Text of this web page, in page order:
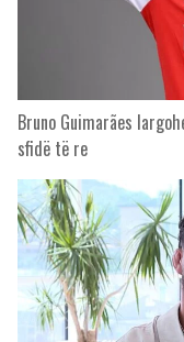
Bruno Guimarães
sfidë të re